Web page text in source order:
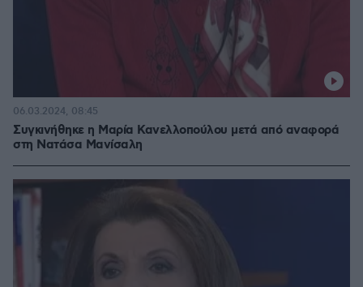
Συγκινήθηκε η Μαρία Κανελλοπούλου μετά από αναφορά
στη Νατάσα Μανίσαλη
06.03.2024, 08:45